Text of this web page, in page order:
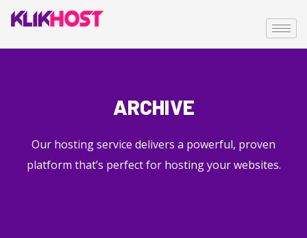
ARCHIVE
Our hosting service delivers a powerful, proven
platform that’s perfect for hosting your websites.